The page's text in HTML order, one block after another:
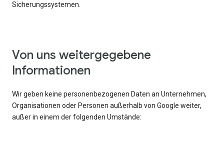
Sicherungssystemen.
Von uns weitergegebene
Informationen
Wir geben keine personenbezogenen Daten an Unternehmen,
Organisationen oder Personen außerhalb von Google weiter,
außer in einem der folgenden Umstände: